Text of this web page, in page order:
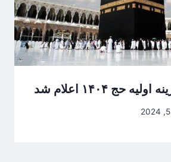
حج ۱۴۰۴ اعلام شد